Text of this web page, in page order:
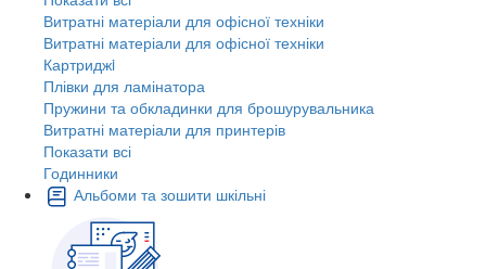
Витратні матеріали для офісної техніки
Витратні матеріали для офісної техніки
Картриджi
Плівки для ламінатора
Пружини та обкладинки для брошурувальника
Витратні матеріали для принтерів
Показати всі
Годинники
Альбоми та зошити шкільні